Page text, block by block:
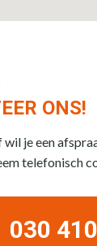
ONS!
je een
telefonisch
030